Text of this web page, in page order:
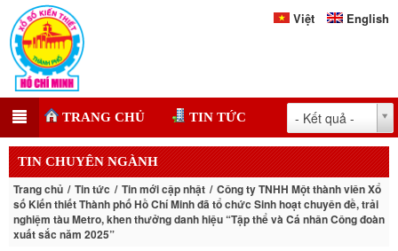
Việt English
TRANG CHỦ TIN TỨC - Kết quả -
TIN CHUYÊN NGÀNH
Trang chủ Tin tức Tin mới cập nhật
Công ty TNHH Một thành viên Xổ
số Kiến thiết Thành phố Hồ Chí Minh đã tổ chức Sinh hoạt chuyên đề, trải
nghiệm tàu Metro, khen thưởng danh hiệu “Tập thể và Cá nhân Công đoàn
xuất sắc năm 2025”